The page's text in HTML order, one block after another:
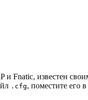
известен
.cfg, поместите его